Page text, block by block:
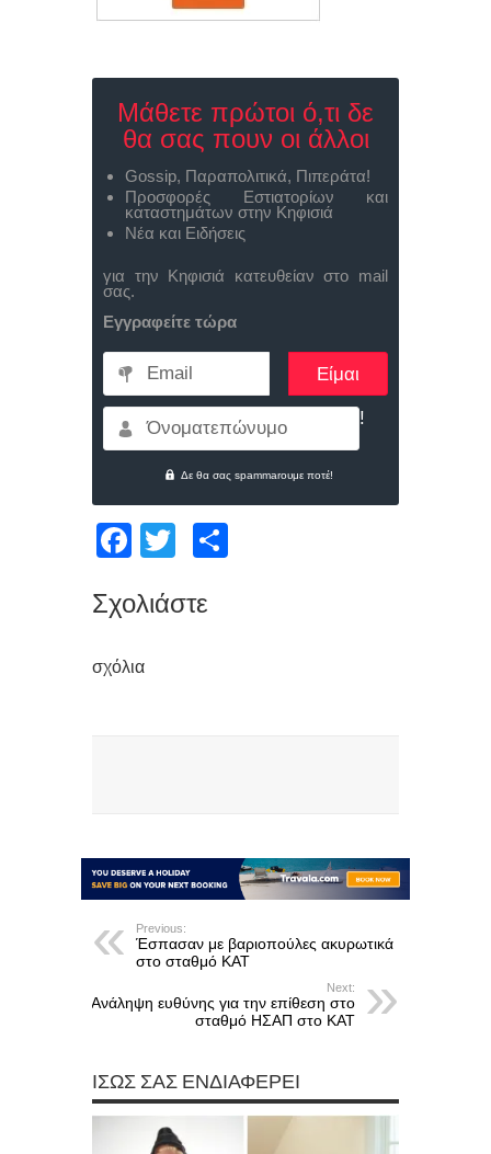
Μάθετε πρώτοι ό,τι δε
θα σας πουν οι άλλοι
Gossip, Παραπολιτικά, Πιπεράτα!
Προσφορές Εστιατορίων και
καταστημάτων στην Κηφισιά
Νέα και Ειδήσεις
για την Κηφισιά κατευθείαν στο mail
σας.
Εγγραφείτε τώρα
Email
Όνοματεπώνυμο
Δε θα σας spammarουμε ποτέ!
Facebook
Twitter
Σχολιάστε
σχόλια
Previous:
Έσπασαν με βαριοπούλες ακυρωτικά
στο σταθμό ΚΑΤ
Next:
Ανάληψη ευθύνης για την επίθεση στο
σταθμό ΗΣΑΠ στο ΚΑΤ
ΊΣΩΣ ΣΑΣ ΕΝΔΙΑΦΈΡΕΙ